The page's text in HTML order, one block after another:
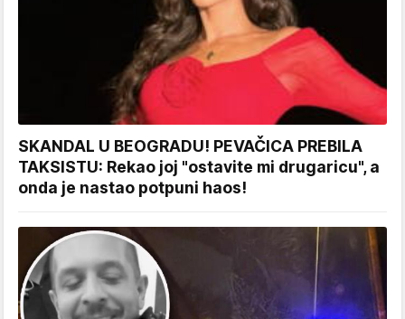
SKANDAL U BEOGRADU! PEVAČICA PREBILA
TAKSISTU: Rekao joj "ostavite mi drugaricu", a
onda je nastao potpuni haos!